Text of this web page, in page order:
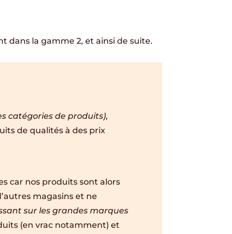
dans la gamme 2, et ainsi de suite.
catégories de produits),
de qualités à des prix
car nos produits sont alors
magasins et ne
sur les grandes marques
(en vrac notamment) et